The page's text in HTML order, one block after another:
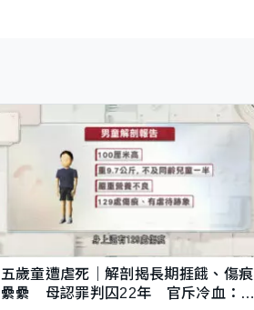
五歲童遭虐死｜解剖揭長期捱餓、傷痕
纍纍 母認罪判囚22年 官斥冷血：同